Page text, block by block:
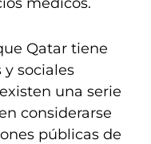
Qatar tiene
sociales
una serie
considerarse
públicas de